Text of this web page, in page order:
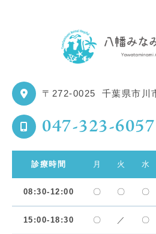
〒272-0025 千葉県市川
047-323-6057
診療時間 月 火 水
08:30-12:00 〇 〇 〇
15:00-18:30 〇 ／ 〇